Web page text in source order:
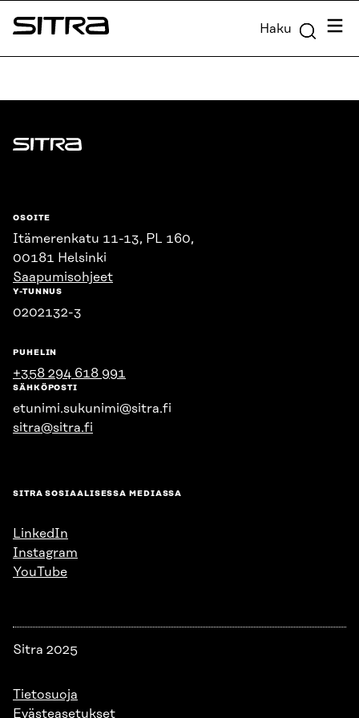
Siirry
suoraan
Sitra Haku
Sitra
OSOITE
Itämerenkatu 11-13, PL 160,
00181 Helsinki
Saapumisohjeet
Y-TUNNUS
0202132-3
PUHELIN
+358 294 618 991
SÄHKÖPOSTI
etunimi.sukunimi@sitra.fi
sitra@sitra.fi
SITRA SOSIAALISESSA MEDIASSA
LinkedIn
Instagram
YouTube
Sitra 2025
Tietosuoja
Evästeasetukset